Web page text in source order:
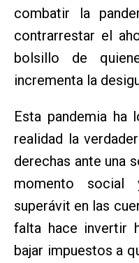
combatir la
contrarrestar el
bolsillo de
incrementa la
Esta pandemia ha
realidad la
derechas ante una
momento social
superávit en las
falta hace invertir
bajar impuestos a